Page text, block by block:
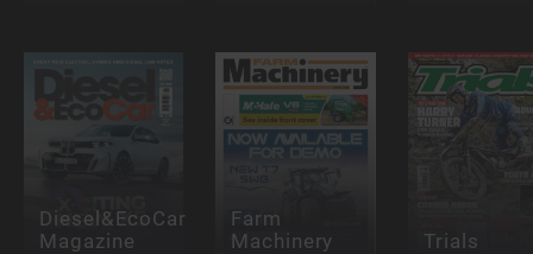
Diesel&EcoCar
Magazine
Farm
Machinery
Trials